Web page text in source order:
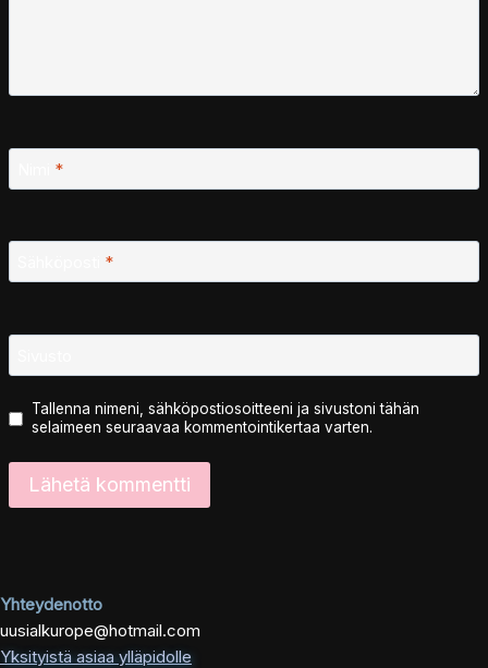
*
*
Tallenna nimeni, sähköpostiosoitteeni ja sivustoni tähän
selaimeen seuraavaa kommentointikertaa varten.
Yhteydenotto
uusialkurope@hotmail.com
Yksityistä asiaa ylläpidolle